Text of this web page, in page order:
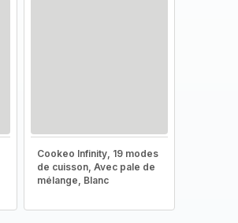
Cookeo Infinity, 19 modes
de cuisson, Avec pale de
mélange, Blanc